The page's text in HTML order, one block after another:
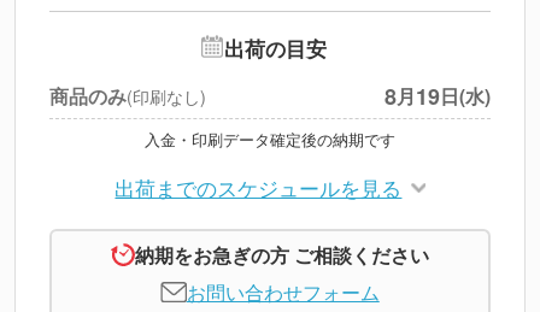
出荷の目安
商品のみ(印刷なし) 8月19日(水)
入金・印刷データ確定後の納期です
出荷までのスケジュールを見る
納期をお急ぎの方 ご相談ください
お問い合わせフォーム